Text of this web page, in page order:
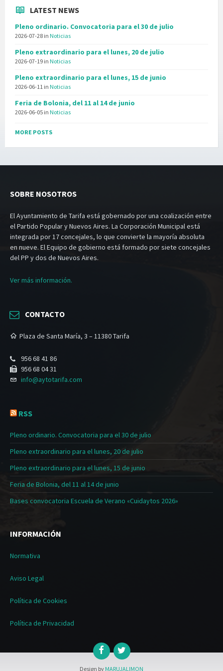
LATEST NEWS
Pleno ordinario. Convocatoria para el 30 de julio
2026-07-28 in Noticias
Pleno extraordinario para el lunes, 20 de julio
2026-07-19 in Noticias
Pleno extraordinario para el lunes, 15 de junio
2026-06-11 in Noticias
Feria de Bolonia, del 11 al 14 de junio
2026-06-05 in Noticias
MORE POSTS
SOBRE NOSOTROS
El Ayuntamiento de Tarifa está gobernado por una coalización entre
el Partido Popular y Nuevos Aires. La Corporación Municipal está
integrada por 17 concejales, lo que convierte la mayoría absoluta
en nueve. El Equipo de gobierno está formado por siete concejales
del PP y dos de Nuevos Aires.
Ver más información.
CONTACTO
Plaza de Santa María, 3 – 11380 Tarifa
956 68 41 86
956 68 04 31
info@aytotarifa.com
RSS
Pleno ordinario. Convocatoria para el 30 de julio
Pleno extraordinario para el lunes, 20 de julio
Pleno extraordinario para el lunes, 15 de junio
Feria de Bolonia, del 11 al 14 de junio
Bases convocatoria Escuela de Verano «Cuidaytos 2026»
INFORMACIÓN
Normativa
Aviso Legal
Política de Cookies
Política de Privacidad
Design by MARUJALIMON